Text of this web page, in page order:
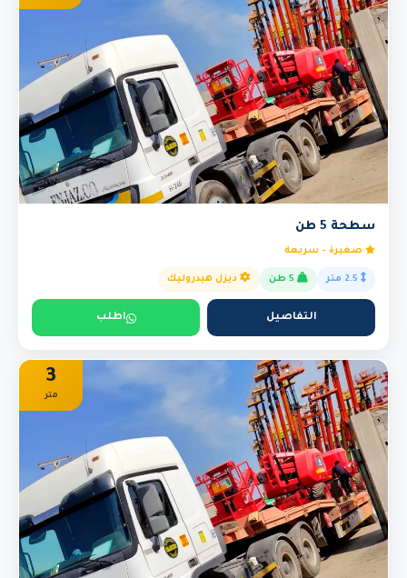
سطحة 5 طن
صغيرة - سريعة
ديزل هيدروليك
التفاصيل اطلب
3
متر